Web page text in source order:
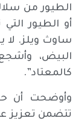
أو الطيور
ساوث ويلز. لا
البيض،
كالمعتاد”.
وأوضحت أن
تتضمن تعزيز